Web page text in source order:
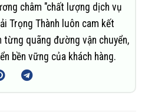
châm "chất lượng dịch vụ
Trọng Thành luôn cam kết
quãng đường vận chuyển,
bền vững của khách hàng.